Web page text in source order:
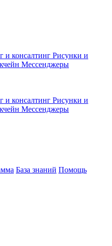
и консалтинг Рисунки и
Мессенджеры
и консалтинг Рисунки и
Мессенджеры
База знаний Помощь